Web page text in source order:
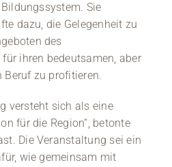
Sie
dazu, die Gelegenheit zu
des
ihren bedeutsamen, aber
Beruf zu profitieren.
versteht sich als eine
für die Region“, betonte
Die Veranstaltung sei ein
wie gemeinsam mit